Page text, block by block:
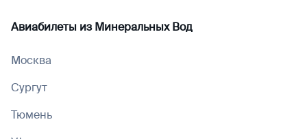
Авиабилеты изМинеральных Вод
Москва
Сургут
Тюмень